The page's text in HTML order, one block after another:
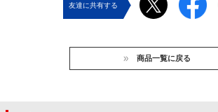
友達に共有する
商品一覧に戻る